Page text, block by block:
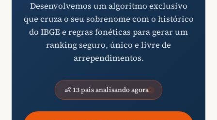
Desenvolvemos um algoritmo exclusivo
que cruza o seu sobrenome com o histórico
do IBGE e regras fonéticas para gerar um
ranking seguro, único e livre de
arrependimentos.
👶 13 pais analisando agora